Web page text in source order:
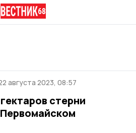
августа 2023, 08:57
стерни